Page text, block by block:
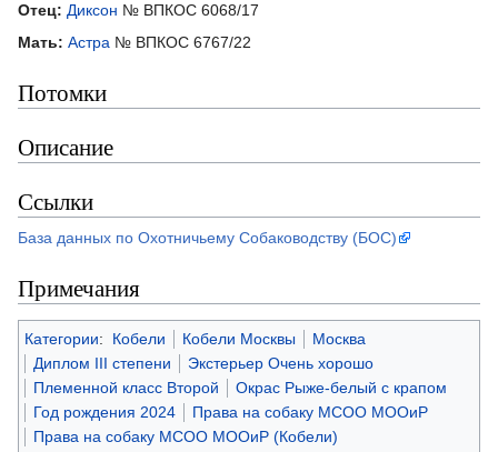
Отец: Диксон № ВПКОС 6068/17
Мать: Астра № ВПКОС 6767/22
Потомки
Описание
Ссылки
База данных по Охотничьему Собаководству (БОС)
Примечания
Категории: Кобели Кобели Москвы
Москва
Диплом III степени
Экстерьер Очень хорошо
Племенной класс Второй
Окрас Рыже-белый с крапом
Год рождения 2024
Права на собаку МСОО МООиР
Права на собаку МСОО МООиР (Кобели)